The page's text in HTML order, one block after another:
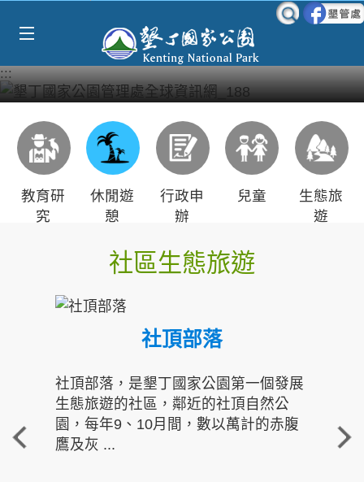
:::
教育研
究
休閒遊
憩
行政申
辦
兒童
生態旅
遊
社區生態旅遊
社頂部落
社頂部落，是墾丁國家公園第一個發展
生態旅遊的社區，鄰近的社頂自然公
園，每年9、10月間，數以萬計的赤腹
鷹及灰 ...
重
走進